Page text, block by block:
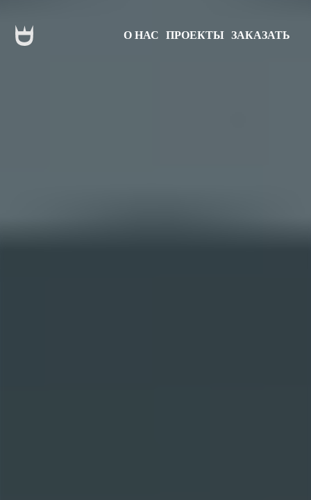
О НАС ПРОЕКТЫ ЗАКАЗАТЬ